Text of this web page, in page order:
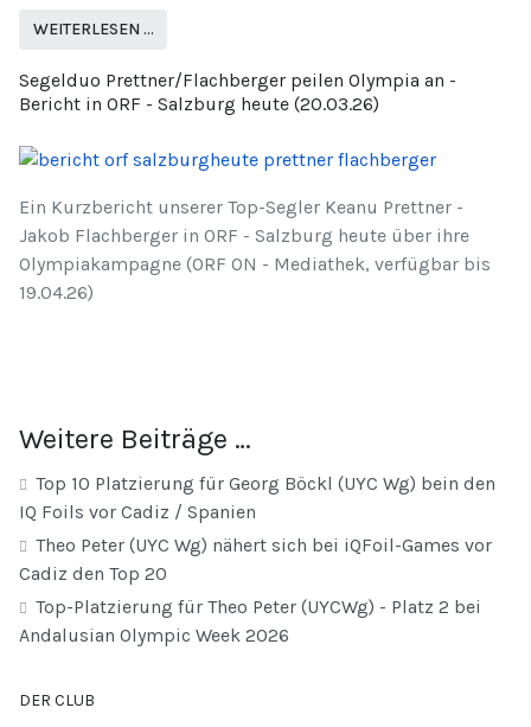
WEITERLESEN …
Segelduo Prettner/Flachberger peilen Olympia an -
Bericht in ORF - Salzburg heute (20.03.26)
Ein Kurzbericht unserer Top-Segler Keanu Prettner -
Jakob Flachberger in ORF - Salzburg heute über ihre
Olympiakampagne (ORF ON - Mediathek, verfügbar bis
19.04.26)
Weitere Beiträge …
Top 10 Platzierung für Georg Böckl (UYC Wg) bein den
IQ Foils vor Cadiz / Spanien
Theo Peter (UYC Wg) nähert sich bei iQFoil-Games vor
Cadiz den Top 20
Top-Platzierung für Theo Peter (UYCWg) - Platz 2 bei
Andalusian Olympic Week 2026
DER CLUB